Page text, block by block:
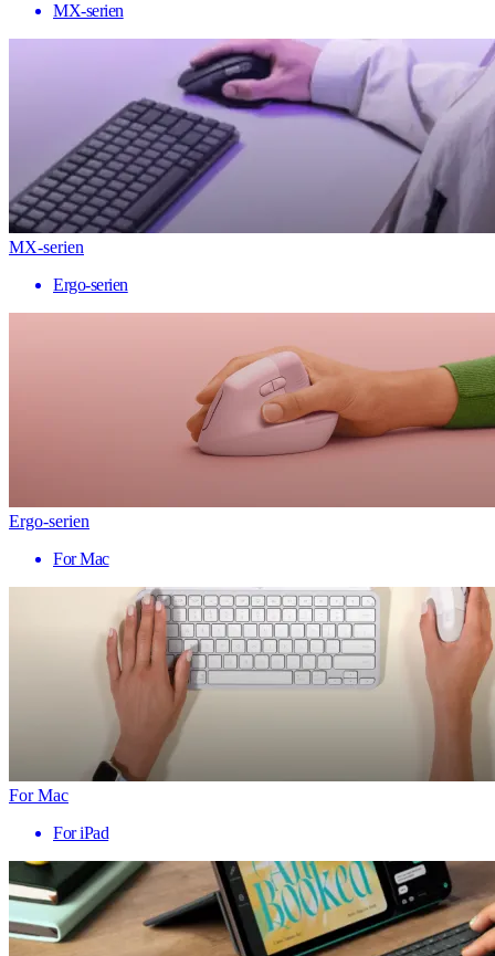
MX-serien
MX-serien
Ergo-serien
Ergo-serien
For Mac
For Mac
For iPad